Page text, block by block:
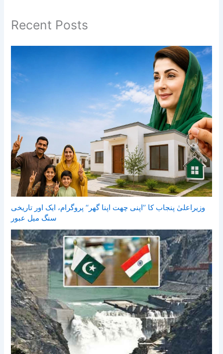
Recent Posts
وزیراعلیٰ پنجاب کا ’’اپنی چھت اپنا گھر‘‘ پروگرام، ایک اور تاریخی
سنگ میل عبور